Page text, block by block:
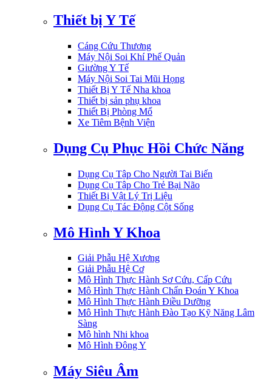
Thiết bị Y Tế
Cáng Cứu Thương
Máy Nội Soi Khí Phế Quản
Giường Y Tế
Máy Nội Soi Tai Mũi Họng
Thiết Bị Y Tế Nha khoa
Thiết bị sản phụ khoa
Thiết Bị Phòng Mổ
Xe Tiêm Bệnh Viện
Dụng Cụ Phục Hồi Chức Năng
Dụng Cụ Tập Cho Người Tai Biến
Dụng Cụ Tập Cho Trẻ Bại Não
Thiết Bị Vật Lý Trị Liệu
Dụng Cụ Tác Động Cột Sống
Mô Hình Y Khoa
Giải Phẫu Hệ Xương
Giải Phẫu Hệ Cơ
Mô Hình Thực Hành Sơ Cứu, Cấp Cứu
Mô Hình Thực Hành Chẩn Đoán Y Khoa
Mô Hình Thực Hành Điều Dưỡng
Mô Hình Thực Hành Đào Tạo Kỹ Năng Lâm
Sàng
Mô hình Nhi khoa
Mô Hình Đông Y
Máy Siêu Âm